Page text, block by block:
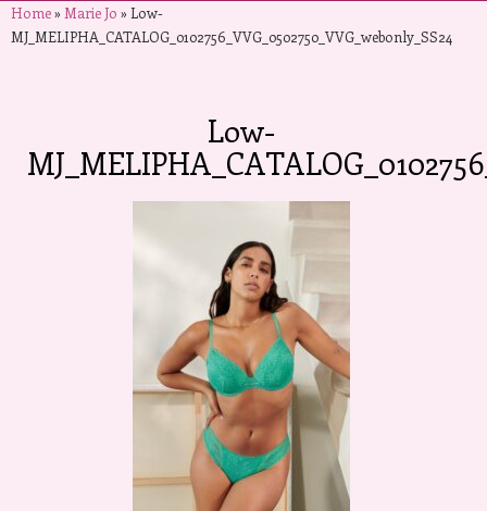
Home» Marie Jo »Low-
MJ_MELIPHA_CATALOG_0102756_VVG_0502750_VVG_webonly_SS24
Low-